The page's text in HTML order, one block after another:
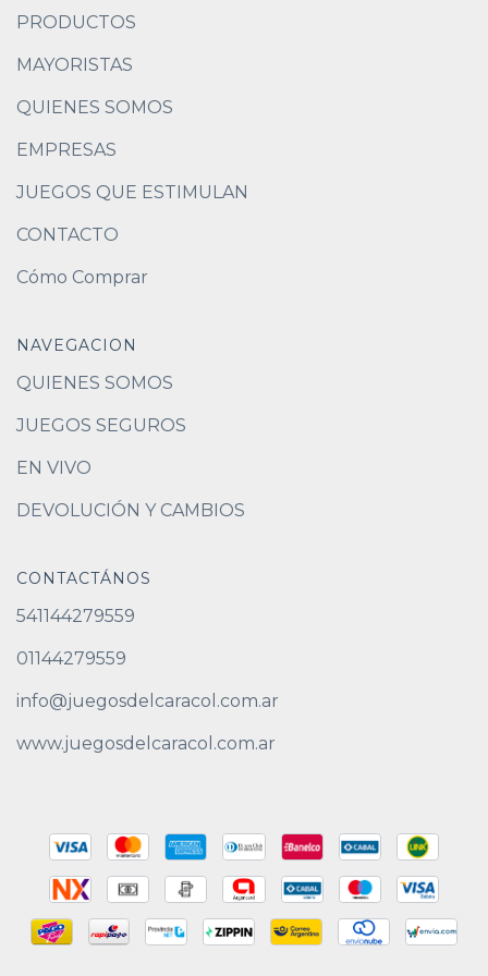
PRODUCTOS
MAYORISTAS
QUIENES SOMOS
EMPRESAS
JUEGOS QUE ESTIMULAN
CONTACTO
Cómo Comprar
NAVEGACION
QUIENES SOMOS
JUEGOS SEGUROS
EN VIVO
DEVOLUCIÓN Y CAMBIOS
CONTACTÁNOS
541144279559
01144279559
info@juegosdelcaracol.com.ar
www.juegosdelcaracol.com.ar